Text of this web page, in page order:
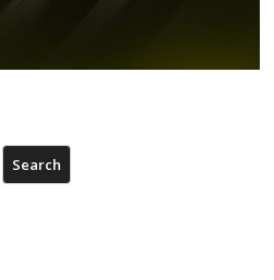
Search